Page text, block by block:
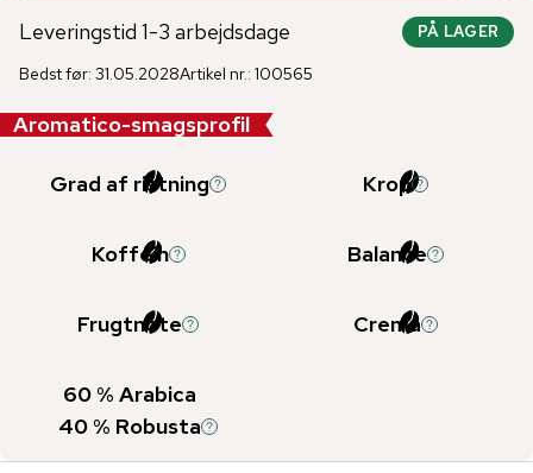
Leveringstid 1-3 arbejdsdage PÅ LAGER
Bedst før: 31.05.2028Artikel nr.: 100565
Aromatico-smagsprofil
Grad af ristning Krop
Koffein Balance
Frugtnote Crema
60% Arabica
40% Robusta